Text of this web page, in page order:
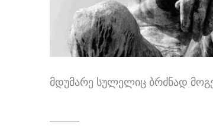
მდუმარე სულელიც ბრძნად